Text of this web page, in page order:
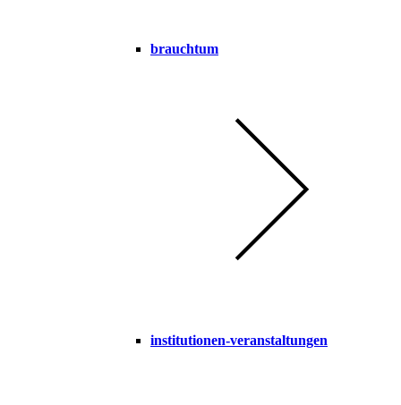
brauchtum
institutionen-veranstaltungen